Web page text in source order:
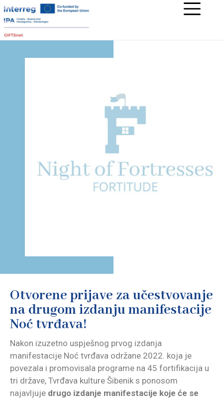
Otvorene prijave za učestvovanje
na drugom izdanju manifestacije
Noć tvrđava!
Nakon izuzetno uspješnog prvog izdanja
manifestacije Noć tvrđava održane 2022. koja je
povezala i promovisala programe na 45 fortifikacija u
tri države, Tvrđava kulture Šibenik s ponosom
najavljuje drugo izdanje manifestacije koje će se